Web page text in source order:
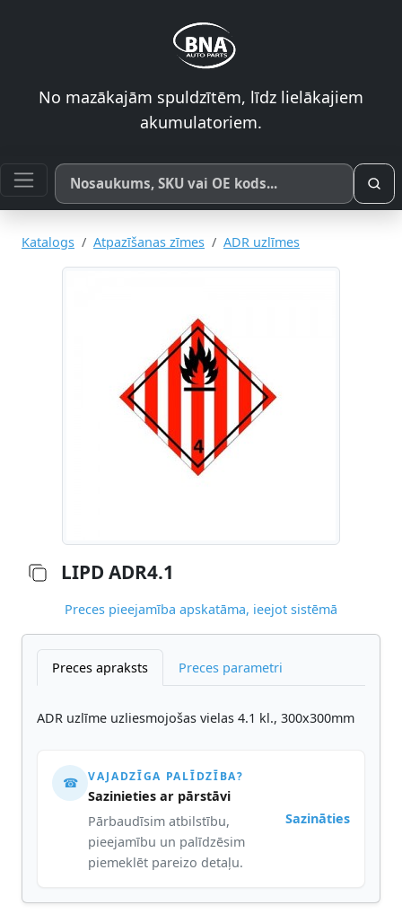
No mazākajām spuldzītēm, līdz lielākajiem
akumulatoriem.
Meklēt pēc produkta nosaukuma, SKU vai OE koda
Katalogs Atpazīšanas zīmes ADR uzlīmes
LIPD ADR4.1
Preces pieejamība apskatāma, ieejot sistēmā
Preces apraksts Preces parametri
ADR uzlīme uzliesmojošas vielas 4.1 kl., 300x300mm
☎ VAJADZĪGA PALĪDZĪBA?
Sazinieties ar pārstāvi
Pārbaudīsim atbilstību,
pieejamību un palīdzēsim
piemeklēt pareizo detaļu.
Sazināties